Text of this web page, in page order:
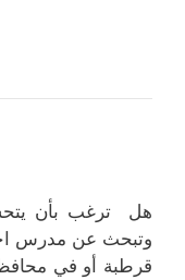
هل ترغب بأن
وتبحث عن مدرس
قرطبة أو في